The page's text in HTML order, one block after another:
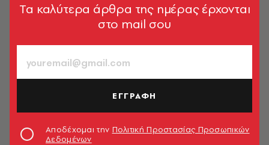
Μανίνα Ζουμπουλάκη
Tα καλύτερα άρθρα της ημέρας έρχονται
στο mail σου
ΕΓΓΡΑΦΗ
Αποδέχομαι την Πολιτική Προστασίας Προσωπικών
Δεδομένων